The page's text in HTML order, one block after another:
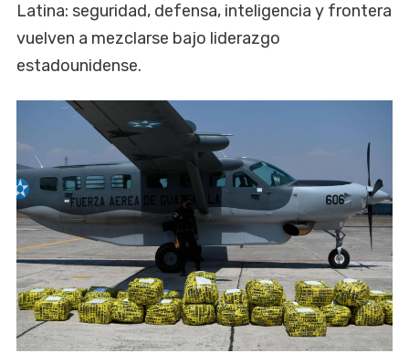
Latina: seguridad, defensa, inteligencia y frontera
vuelven a mezclarse bajo liderazgo
estadounidense.